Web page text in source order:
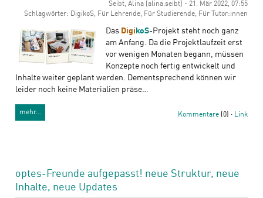
Seibt, Alina [alina.seibt] - 21. Mär 2022, 07:55
Schlagwörter: DigikoS, Für Lehrende, Für Studierende, Für Tutor:innen
Das Digi koS-Projekt steht noch ganz
am Anfang. Da die Projektlaufzeit erst
vor wenigen Monaten begann, müssen
Konzepte noch fertig entwickelt und
Inhalte weiter geplant werden. Dementsprechend können wir
leider noch keine Materialien präse…
mehr… Kommentare (0) · Link
optes-Freunde aufgepasst! neue Struktur, neue
Inhalte, neue Updates